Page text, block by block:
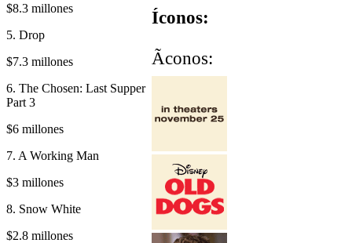
$8.3 millones
5. Drop
$7.3 millones
6. The Chosen: Last Supper
Part 3
$6 millones
7. A Working Man
$3 millones
8. Snow White
$2.8 millones
Íconos:
Ãconos: